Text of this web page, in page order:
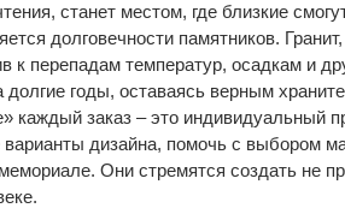
станет местом, где близкие
долговечности памятников.
к перепадам температур, осадкам и
годы, оставаясь верным
каждый заказ – это индивидуальный
дизайна, помочь с выбором
Они стремятся создать не